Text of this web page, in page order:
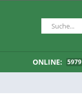
ONLINE: 5979